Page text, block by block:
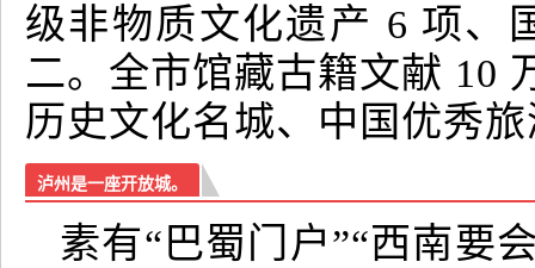
级非物质文化遗产 6 项、
二。全市馆藏古籍文献 10
历史文化名城、中国优秀
泸州是一座开放城。
素有“巴蜀门户”“西南要